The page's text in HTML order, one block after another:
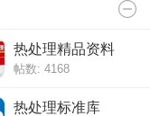
热处理精品资料
帖数: 4168
热处理标准库